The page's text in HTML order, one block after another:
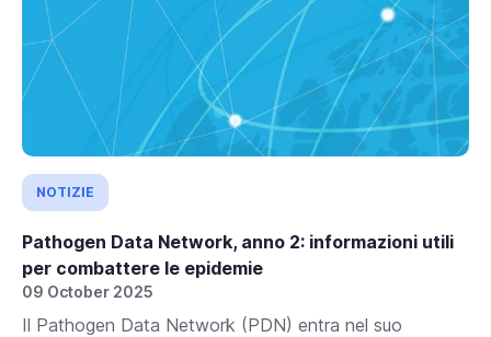
NOTIZIE
Pathogen Data Network, anno 2: informazioni utili
per combattere le epidemie
09 October 2025
Il Pathogen Data Network (PDN) entra nel suo